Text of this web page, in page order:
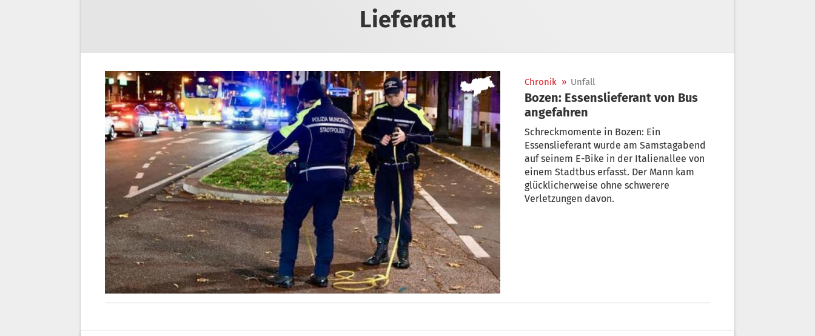
Lieferant
Chronik » Unfall
Bozen: Essenslieferant von Bus
angefahren
Schreckmomente in Bozen: Ein
Essenslieferant wurde am Samstagabend
auf seinem E-Bike in der Italienallee von
einem Stadtbus erfasst. Der Mann kam
glücklicherweise ohne schwerere
Verletzungen davon.